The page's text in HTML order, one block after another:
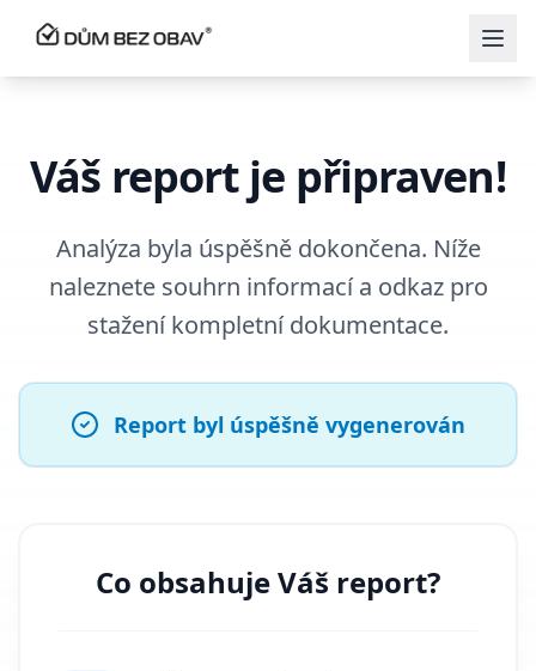
Váš report je připraven!
Analýza byla úspěšně dokončena. Níže
naleznete souhrn informací a odkaz pro
stažení kompletní dokumentace.
Report byl úspěšně vygenerován
Co obsahuje Váš report?